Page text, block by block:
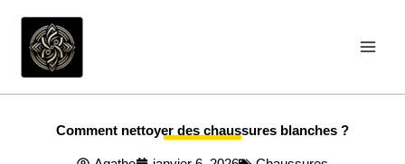
contenu
Comment nettoyer des chaussures blanches ?